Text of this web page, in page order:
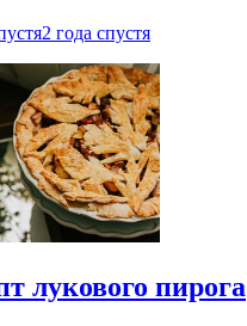
2 года спустя
лукового пирога